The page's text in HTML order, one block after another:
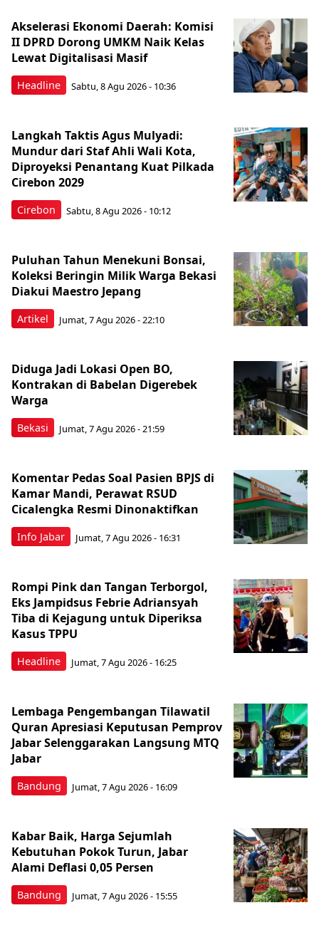
Headline
Akselerasi Ekonomi Daerah: Komisi
II DPRD Dorong UMKM Naik Kelas
Lewat Digitalisasi Masif
Sabtu, 8 Agu 2026 - 10:36
Cirebon
Langkah Taktis Agus Mulyadi:
Mundur dari Staf Ahli Wali Kota,
Diproyeksi Penantang Kuat Pilkada
Cirebon 2029
Sabtu, 8 Agu 2026 - 10:12
Artikel
Puluhan Tahun Menekuni Bonsai,
Koleksi Beringin Milik Warga Bekasi
Diakui Maestro Jepang
Jumat, 7 Agu 2026 - 22:10
Bekasi
Diduga Jadi Lokasi Open BO,
Kontrakan di Babelan Digerebek
Warga
Jumat, 7 Agu 2026 - 21:59
Info Jabar
Komentar Pedas Soal Pasien BPJS di
Kamar Mandi, Perawat RSUD
Cicalengka Resmi Dinonaktifkan
Jumat, 7 Agu 2026 - 16:31
Headline
Rompi Pink dan Tangan Terborgol,
Eks Jampidsus Febrie Adriansyah
Tiba di Kejagung untuk Diperiksa
Kasus TPPU
Jumat, 7 Agu 2026 - 16:25
Bandung
Lembaga Pengembangan Tilawatil
Quran Apresiasi Keputusan Pemprov
Jabar Selenggarakan Langsung MTQ
Jabar
Jumat, 7 Agu 2026 - 16:09
Bandung
Kabar Baik, Harga Sejumlah
Kebutuhan Pokok Turun, Jabar
Alami Deflasi 0,05 Persen
Jumat, 7 Agu 2026 - 15:55